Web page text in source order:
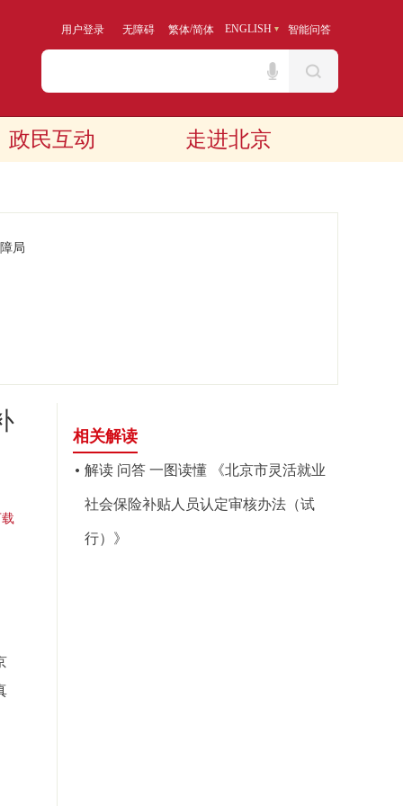
用户登录 无障碍 繁体/简体 ENGLISH 智能问答
政民互动 走进北京
局
相关解读
解读 问答 一图读懂 《北京市灵活就业
社会保险补贴人员认定审核办法（试
行）》